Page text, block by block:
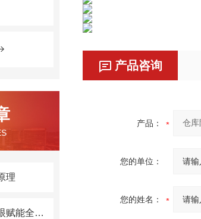
理
红外热成像模组：以热为眼赋能全域精准感知
产品咨询
产品：
您的单位：
您的姓名：